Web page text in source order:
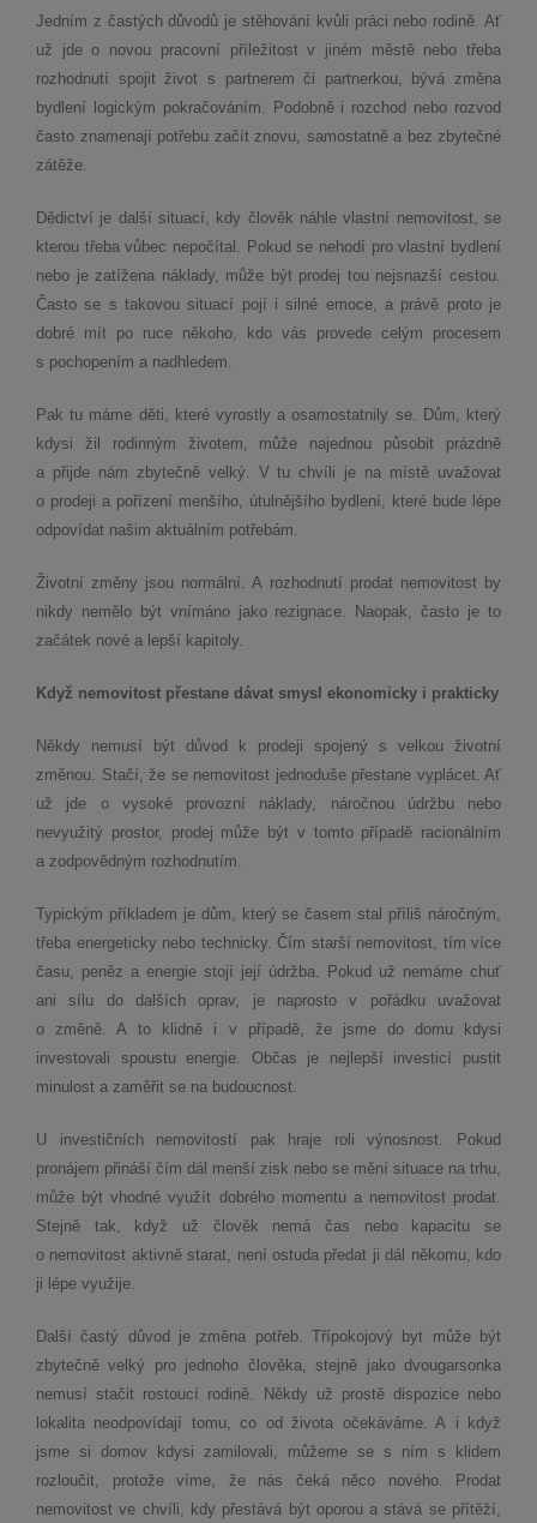
Jedním z častých důvodů je stěhování kvůli práci nebo rodině. Ať
už jde o novou pracovní příležitost v jiném městě nebo třeba
rozhodnutí spojit život s partnerem či partnerkou, bývá změna
bydlení logickým pokračováním. Podobně i rozchod nebo rozvod
často znamenají potřebu začít znovu, samostatně a bez zbytečné
zátěže.
Dědictví je další situací, kdy člověk náhle vlastní nemovitost, se
kterou třeba vůbec nepočítal. Pokud se nehodí pro vlastní bydlení
nebo je zatížena náklady, může být prodej tou nejsnazší cestou.
Často se s takovou situací pojí i silné emoce, a právě proto je
dobré mít po ruce někoho, kdo vás provede celým procesem
s pochopením a nadhledem.
Pak tu máme děti, které vyrostly a osamostatnily se. Dům, který
kdysi žil rodinným životem, může najednou působit prázdně
a přijde nám zbytečně velký. V tu chvíli je na místě uvažovat
o prodeji a pořízení menšího, útulnějšího bydlení, které bude lépe
odpovídat našim aktuálním potřebám.
Životní změny jsou normální. A rozhodnutí prodat nemovitost by
nikdy nemělo být vnímáno jako rezignace. Naopak, často je to
začátek nové a lepší kapitoly.
Když nemovitost přestane dávat smysl ekonomicky i prakticky
Někdy nemusí být důvod k prodeji spojený s velkou životní
změnou. Stačí, že se nemovitost jednoduše přestane vyplácet. Ať
už jde o vysoké provozní náklady, náročnou údržbu nebo
nevyužitý prostor, prodej může být v tomto případě racionálním
a zodpovědným rozhodnutím.
Typickým příkladem je dům, který se časem stal příliš náročným,
třeba energeticky nebo technicky. Čím starší nemovitost, tím více
času, peněz a energie stojí její údržba. Pokud už nemáme chuť
ani sílu do dalších oprav, je naprosto v pořádku uvažovat
o změně. A to klidně i v případě, že jsme do domu kdysi
investovali spoustu energie. Občas je nejlepší investicí pustit
minulost a zaměřit se na budoucnost.
U investičních nemovitostí pak hraje roli výnosnost. Pokud
pronájem přináší čím dál menší zisk nebo se mění situace na trhu,
může být vhodné využít dobrého momentu a nemovitost prodat.
Stejně tak, když už člověk nemá čas nebo kapacitu se
o nemovitost aktivně starat, není ostuda předat ji dál někomu, kdo
ji lépe využije.
Další častý důvod je změna potřeb. Třípokojový byt může být
zbytečně velký pro jednoho člověka, stejně jako dvougarsonka
nemusí stačit rostoucí rodině. Někdy už prostě dispozice nebo
lokalita neodpovídají tomu, co od života očekáváme. A i když
jsme si domov kdysi zamilovali, můžeme se s ním s klidem
rozloučit, protože víme, že nás čeká něco nového. Prodat
nemovitost ve chvíli, kdy přestává být oporou a stává se přítěží,